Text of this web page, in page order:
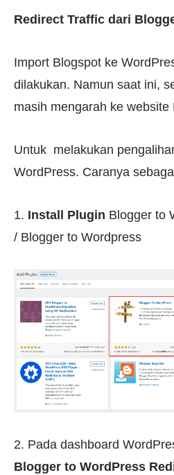
Redirect Traffic dari
Import Blogspot ke
dilakukan. Namun saat ini,
masih mengarah ke website
Untuk melakukan
WordPress. Caranya
1. Install Plugin Blogger to
/ Blogger to Wordpress
2. Pada dashboard
Blogger to WordPress